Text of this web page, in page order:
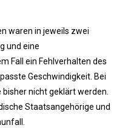
waren in jeweils zwei
und eine
Fall ein Fehlverhalten des
Geschwindigkeit. Bei
nicht geklärt werden.
Staatsangehörige und